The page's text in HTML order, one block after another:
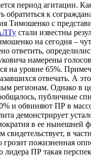
период агитации.
к
Тимошенко с
стали известны
на сегодня –
намерены
на уровне 65%.
отвечать. А
регионам. Однако в
публичные
и обвиняют ПР в
демонстрирует
в ее
свидетельствует, в
пожизненная
ПР такая